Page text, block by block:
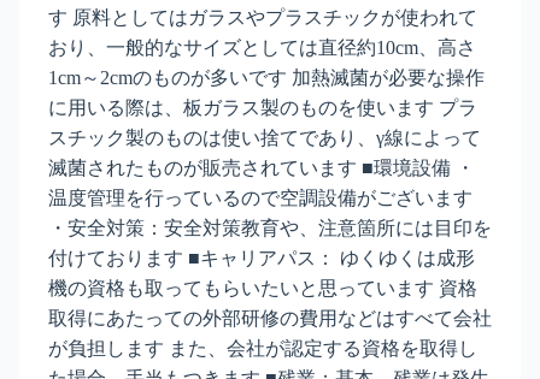
す 原料としてはガラスやプラスチックが使われて
おり、一般的なサイズとしては直径約10cm、高さ
1cm～2cmのものが多いです 加熱滅菌が必要な操作
に用いる際は、板ガラス製のものを使います プラ
スチック製のものは使い捨てであり、γ線によって
滅菌されたものが販売されています ■環境設備 ・
温度管理を行っているので空調設備がございます
・安全対策：安全対策教育や、注意箇所には目印を
付けております ■キャリアパス： ゆくゆくは成形
機の資格も取ってもらいたいと思っています 資格
取得にあたっての外部研修の費用などはすべて会社
が負担します また、会社が認定する資格を取得し